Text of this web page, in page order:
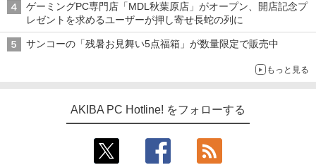
ゲーミングPC専門店「MDL秋葉原店」がオープン、開店記念プ
レゼントを求めるユーザーが押し寄せ長蛇の列に
サンコーの「残暑お見舞い5点福箱」が数量限定で販売中
もっと見る
AKIBA PC Hotline! をフォローする